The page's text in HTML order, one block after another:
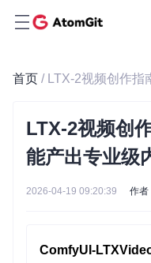
首页
LTX-2视频创
能产出专业级
2026-04-19 09:20:39 作者
ComfyUI-